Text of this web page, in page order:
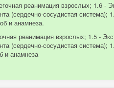
реанимация взрослых; 1.6 -
(сердечно-сосудистая система);
и анамнеза.
реанимация взрослых; 1.5 -
(сердечно-сосудистая система);
и анамнеза